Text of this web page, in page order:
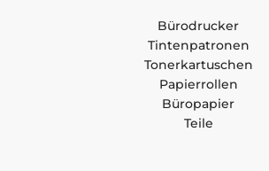
Bürodrucker
Tintenpatronen
Tonerkartuschen
Papierrollen
Büropapier
Teile